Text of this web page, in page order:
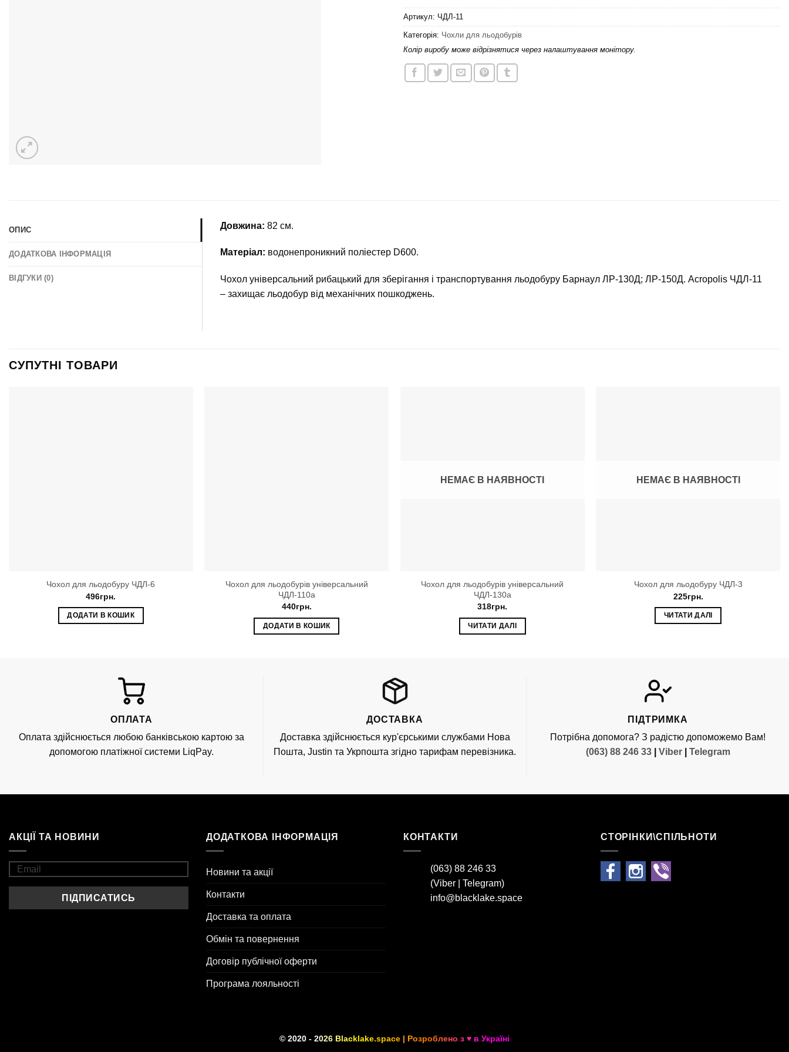
Артикул: ЧДЛ-11
Категорія: Чохли для льодобурів
Колір виробу може відрізнятися через налаштування монітору.
ОПИС
ДОДАТКОВА ІНФОРМАЦІЯ
ВІДГУКИ (0)
Довжина: 82 см.
Матеріал: водонепроникний поліестер D600.
Чохол універсальний рибацький для зберігання і транспортування льодобуру Барнаул ЛР-130Д; ЛР-150Д. Acropolis ЧДЛ-11
– захищає льодобур від механічних пошкоджень.
СУПУТНІ ТОВАРИ
Чохол для льодобуру ЧДЛ-6
496грн.
ДОДАТИ В КОШИК
Чохол для льодобурів універсальний
ЧДЛ-110a
440грн.
ДОДАТИ В КОШИК
НЕМАЄ В НАЯВНОСТІ
Чохол для льодобурів універсальний
ЧДЛ-130a
318грн.
ЧИТАТИ ДАЛІ
НЕМАЄ В НАЯВНОСТІ
Чохол для льодобуру ЧДЛ-3
225грн.
ЧИТАТИ ДАЛІ
ОПЛАТА
Оплата здійснюється любою банківською картою за
допомогою платіжної системи LiqPay.
ДОСТАВКА
Доставка здійснюється кур'єрськими службами Нова
Пошта, Justin та Укрпошта згідно тарифам перевізника.
ПІДТРИМКА
Потрібна допомога? З радістю допоможемо Вам!
(063) 88 246 33| Viber| Telegram
АКЦІЇ ТА НОВИНИ ДОДАТКОВА ІНФОРМАЦІЯ
Новини та акції
Контакти
Доставка та оплата
Обмін та повернення
Договір публічної оферти
Програма лояльності
КОНТАКТИ
(063) 88 246 33
(Viber Telegram)
info@blacklake.space
СТОРІНКИ\СПІЛЬНОТИ
© 2020 - 2026 Blacklake.space | Розроблено з ♥ в Україні